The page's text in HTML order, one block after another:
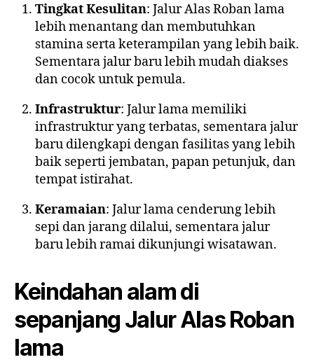
Tingkat Kesulitan: Jalur Alas Roban lama
lebih menantang dan membutuhkan
stamina serta keterampilan yang lebih baik.
Sementara jalur baru lebih mudah diakses
dan cocok untuk pemula.
Infrastruktur: Jalur lama memiliki
infrastruktur yang terbatas, sementara jalur
baru dilengkapi dengan fasilitas yang lebih
baik seperti jembatan, papan petunjuk, dan
tempat istirahat.
Keramaian: Jalur lama cenderung lebih
sepi dan jarang dilalui, sementara jalur
baru lebih ramai dikunjungi wisatawan.
Keindahan alam di
sepanjang Jalur Alas Roban
lama